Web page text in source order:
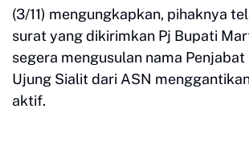
(3/11) mengungkapkan, pihaknya
surat yang dikirimkan Pj Bupati
segera mengusulan nama Penjabat
Ujung Sialit dari ASN
aktif.